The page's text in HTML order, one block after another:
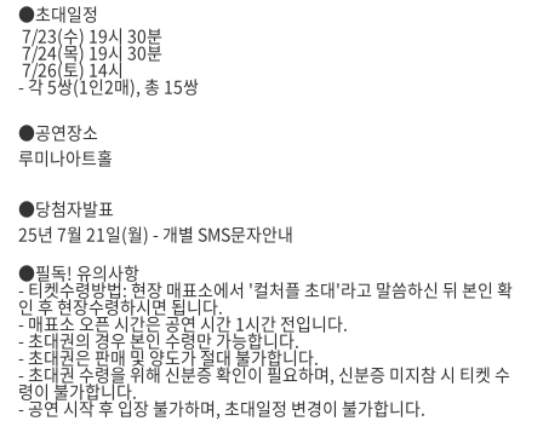
●초대일정
7/23(수) 19시 30분
7/24(목) 19시 30분
7/26(토) 14시
- 각 5쌍(1인2매), 총 15쌍
●공연장소
루미나아트홀
●당첨자발표
25년 7월 21일(월) - 개별 SMS문자안내
●필독! 유의사항
- 티켓수령방법: 현장 매표소에서 '컬처플 초대'라고 말씀하신 뒤 본인 확
인 후 현장수령하시면 됩니다.
- 매표소 오픈 시간은 공연 시간 1시간 전입니다.
- 초대권의 경우 본인 수령만 가능합니다.
- 초대권은 판매 및 양도가 절대 불가합니다.
- 초대권 수령을 위해 신분증 확인이 필요하며, 신분증 미지참 시 티켓 수
령이 불가합니다.
- 공연 시작 후 입장 불가하며, 초대일정 변경이 불가합니다.